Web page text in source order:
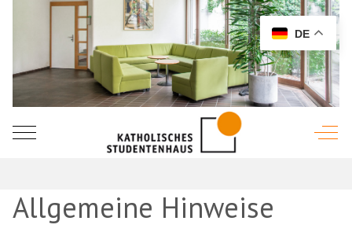
Mobile Menu Toggle Off-
Allgemeine Hinweise
DE